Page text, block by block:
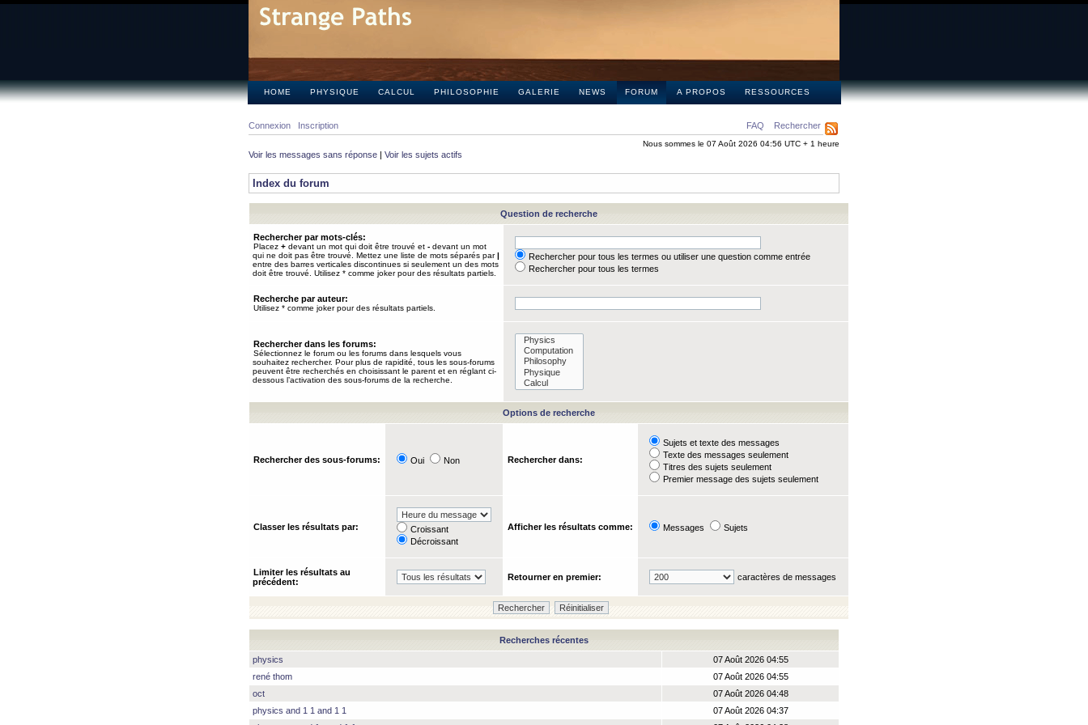
HOME PHYSIQUE CALCUL PHILOSOPHIE GALERIE NEWS FORUM A PROPOS RESSOURCES
FAQ Rechercher
Connexion Inscription
Nous sommes le 07 Août 2026 04:56 UTC + 1 heure
Voir les messages sans réponse | Voir les sujets actifs
Index du forum
Question de recherche
Rechercher par mots-clés:
Placez + devant un mot qui doit être trouvé et - devant un mot
qui ne doit pas être trouvé. Mettez une liste de mots séparés par|
entre des barres verticales discontinues si seulement un des mots
doit être trouvé. Utilisez * comme joker pour des résultats partiels.
Rechercher pour tous les termes ou utiliser une question comme entrée
Rechercher pour tous les termes
Recherche par auteur:
Utilisez * comme joker pour des résultats partiels.
Rechercher dans les forums:
Sélectionnez le forum ou les forums dans lesquels vous
souhaitez rechercher. Pour plus de rapidité, tous les sous-forums
peuvent être recherchés en choisissant le parent et en réglant ci-
dessous l’activation des sous-forums de la recherche.
Options de recherche
Rechercher des sous-forums: Oui Non Rechercher dans:
Sujets et texte des messages
Texte des messages seulement
Titres des sujets seulement
Premier message des sujets seulement
Classer les résultats par:
Croissant
Décroissant
Afficher les résultats comme: Messages Sujets
Limiter les résultats au
précédent:
Retourner en premier: caractères de messages
Recherches récentes
physics
07 Août 2026 04:55
rené thom
07 Août 2026 04:55
oct
07 Août 2026 04:48
physics and 1 1 and 1 1
07 Août 2026 04:37